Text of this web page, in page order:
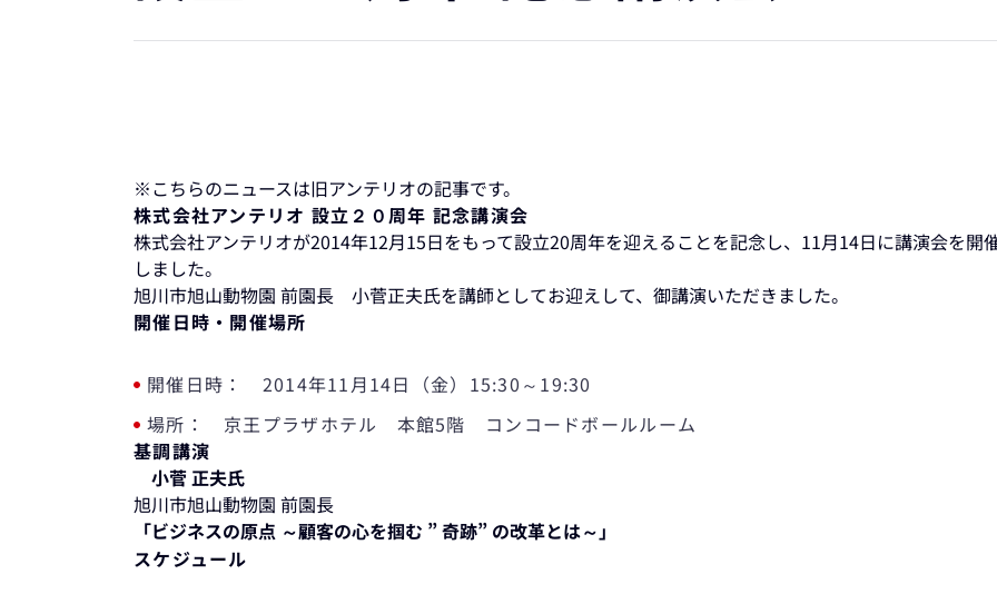
※こちらのニュースは旧アンテリオの記事です。
株式会社アンテリオ 設立２０周年 記念講演会
株式会社アンテリオが2014年12月15日をもって設立20周年を迎えることを記念し、11月14日に講演会を開
しました。
旭川市旭山動物園 前園長 小菅正夫氏を講師としてお迎えして、御講演いただきました。
開催日時・開催場所
開催日時： 2014年11月14日（金）15:30～19:30
場所： 京王プラザホテル 本館5階 コンコードボールルーム
基調講演
小菅 正夫氏
旭川市旭山動物園 前園長
「ビジネスの原点 ～顧客の心を掴む ” 奇跡” の改革とは～」
スケジュール